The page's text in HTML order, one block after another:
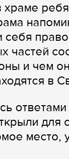
себя
частей
и чем
в
для